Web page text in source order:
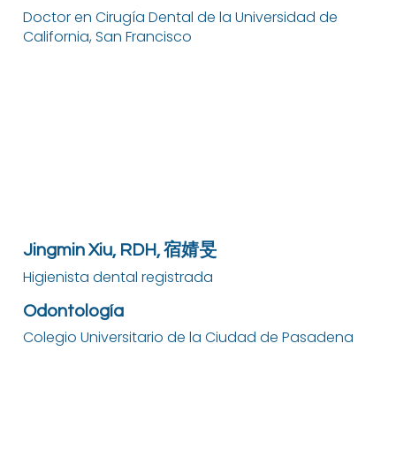
Doctor en Cirugía Dental de la Universidad de
California, San Francisco
Jingmin Xiu, RDH, 宿婧旻
Higienista dental registrada
Odontología
Colegio Universitario de la Ciudad de Pasadena